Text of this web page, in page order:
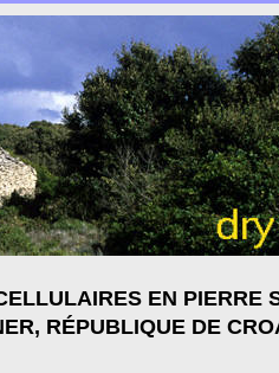
EN PIERRE
RÉPUBLIQUE DE